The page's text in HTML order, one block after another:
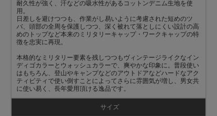
耐久性が強く、汗などの吸水性があるコットンデニム生地を使
用。
日差しを避けつつも、作業がし易いように考慮された短めのツ
バ、頭部の全周を保護しつつ、深く被れて落としにくい設計の高
めのトップなど本来のミリタリーキャップ・ワークキャップの特
徴を忠実に再現。
本格的なミリタリー要素を残しつつもヴィンテージライクなイン
ディゴカラーとウォッシュカラーで、爽やかな印象に。普段使い
はもちろん、登山やキャンプなどのアウトドアなどハードなアク
ティビティで使い倒すことによってさらに雰囲気が増し、男女共
に使い易く、長年愛用頂ける逸品です。
サイズ